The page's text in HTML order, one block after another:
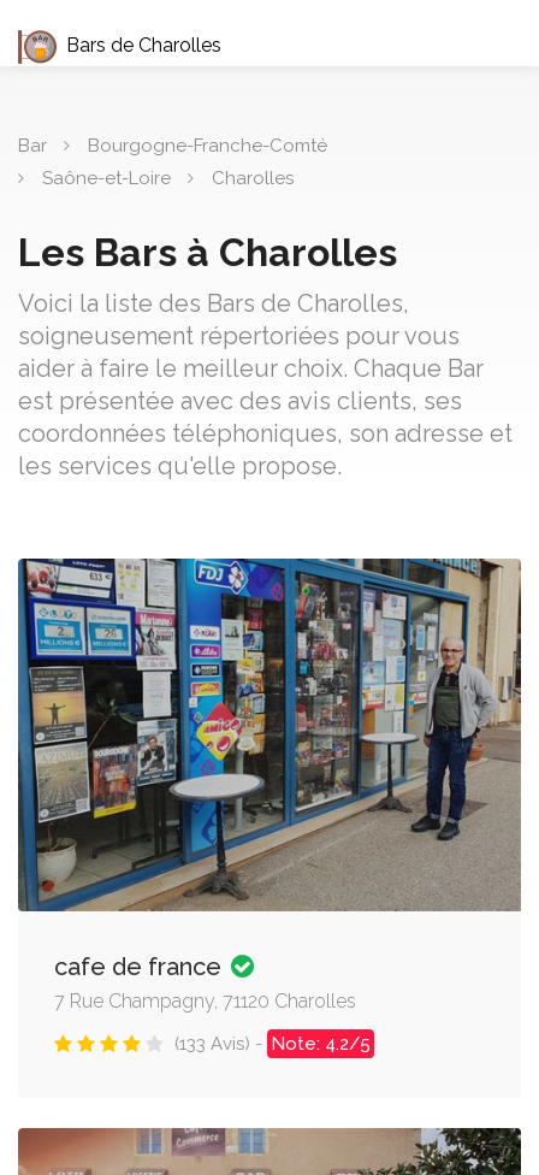
Bars de Charolles
Bar
Bourgogne-Franche-Comté
Saône-et-Loire
Charolles
Les Bars à Charolles
Voici la liste des Bars de Charolles,
soigneusement répertoriées pour vous
aider à faire le meilleur choix. Chaque Bar
est présentée avec des avis clients, ses
coordonnées téléphoniques, son adresse et
les services qu'elle propose.
cafe de france
7 Rue Champagny, 71120 Charolles
(133 Avis) - Note: 4.2/5